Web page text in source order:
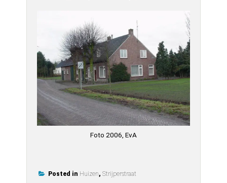
Foto 2006, EvA
Posted in Huizen, Strijperstraat